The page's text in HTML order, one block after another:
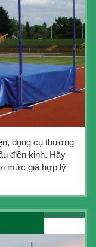
dụng cụ thường
điền kinh. Hãy
mức giá hợp lý